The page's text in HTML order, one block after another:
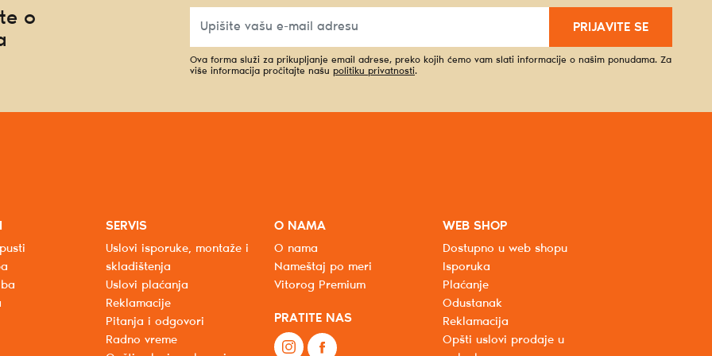
o
PRIJAVITE SE
Ova forma služi za prikupljanje email adrese, preko kojih ćemo vam slati informacije o našim ponudama. Za
više informacija pročitajte našu politiku privatnosti.
SERVIS
Uslovi isporuke, montaže i
skladištenja
Uslovi plaćanja
Reklamacije
Pitanja i odgovori
Radno vreme
O NAMA
O nama
Nameštaj po meri
Vitorog Premium
PRATITE NAS
WEB SHOP
Dostupno u web shopu
Isporuka
Plaćanje
Odustanak
Reklamacija
Opšti uslovi prodaje u